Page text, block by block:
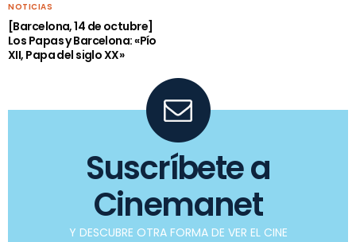
NOTICIAS
[Barcelona, 14 de octubre]
Los Papas y Barcelona: «Pío
XII, Papa del siglo XX»
Suscríbete a
Cinemanet
Y DESCUBRE OTRA FORMA DE VER EL CINE